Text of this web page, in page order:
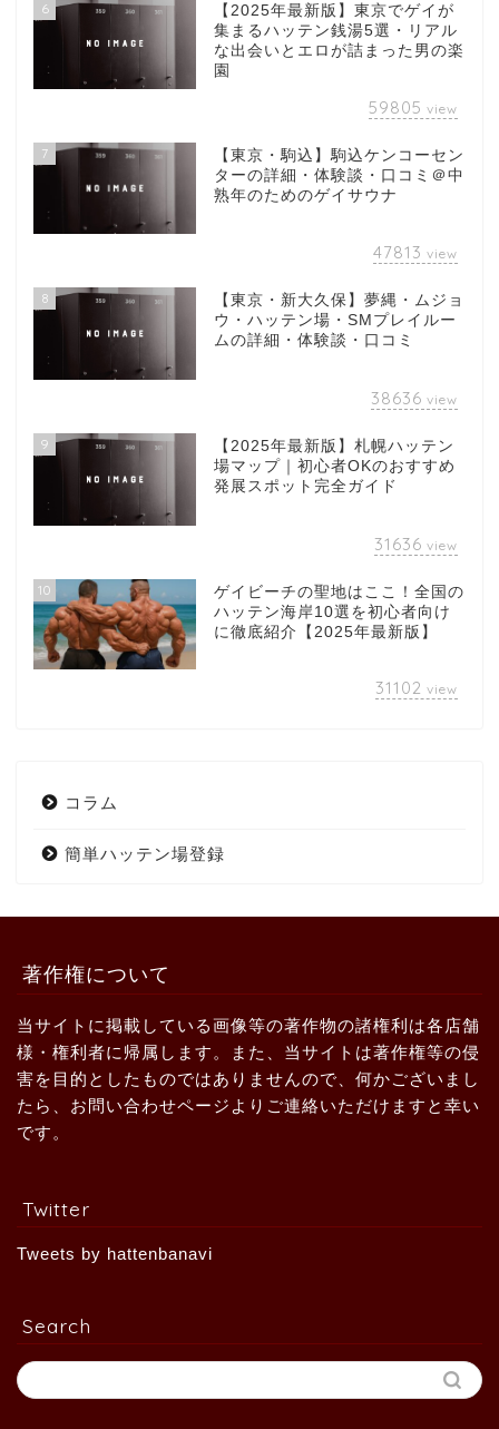
6
【2025年最新版】東京でゲイが
集まるハッテン銭湯5選・リアル
な出会いとエロが詰まった男の楽
園
59805 view
7
【東京・駒込】駒込ケンコーセン
ターの詳細・体験談・口コミ＠中
熟年のためのゲイサウナ
47813 view
8
【東京・新大久保】夢縄・ムジョ
ウ・ハッテン場・SMプレイルー
ムの詳細・体験談・口コミ
38636 view
9
【2025年最新版】札幌ハッテン
場マップ｜初心者OKのおすすめ
発展スポット完全ガイド
31636 view
10
ゲイビーチの聖地はここ！全国の
ハッテン海岸10選を初心者向け
に徹底紹介【2025年最新版】
31102 view
コラム
簡単ハッテン場登録
著作権について
当サイトに掲載している画像等の著作物の諸権利は各店舗
様・権利者に帰属します。また、当サイトは著作権等の侵
害を目的としたものではありませんので、何かございまし
たら、お問い合わせページよりご連絡いただけますと幸い
です。
Twitter
Tweets by hattenbanavi
Search